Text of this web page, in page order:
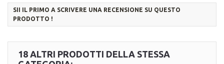
SII IL PRIMO A SCRIVERE UNA RECENSIONE SU QUESTO
PRODOTTO !
18 ALTRI PRODOTTI DELLA STESSA